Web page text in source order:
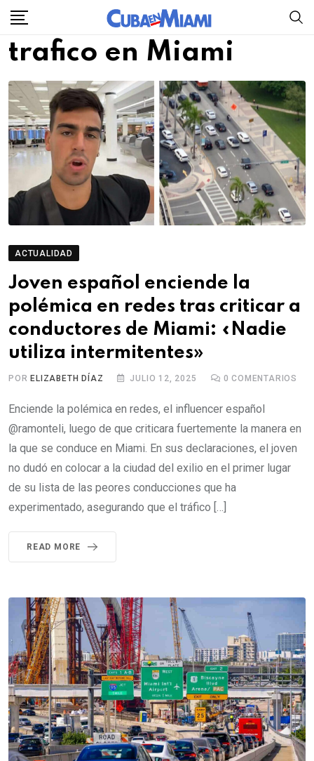
Skip
content
trafico en Miami
ACTUALIDAD
Joven español enciende la
polémica en redes tras criticar a
conductores de Miami: «Nadie
utiliza intermitentes»
POR ELIZABETH DÍAZ JULIO 12, 2025 0 COMENTARIOS
Enciende la polémica en redes, el influencer español
@ramonteli, luego de que criticara fuertemente la manera en
la que se conduce en Miami. En sus declaraciones, el joven
no dudó en colocar a la ciudad del exilio en el primer lugar
de su lista de las peores conducciones que ha
experimentado, asegurando que el tráfico […]
READ MORE